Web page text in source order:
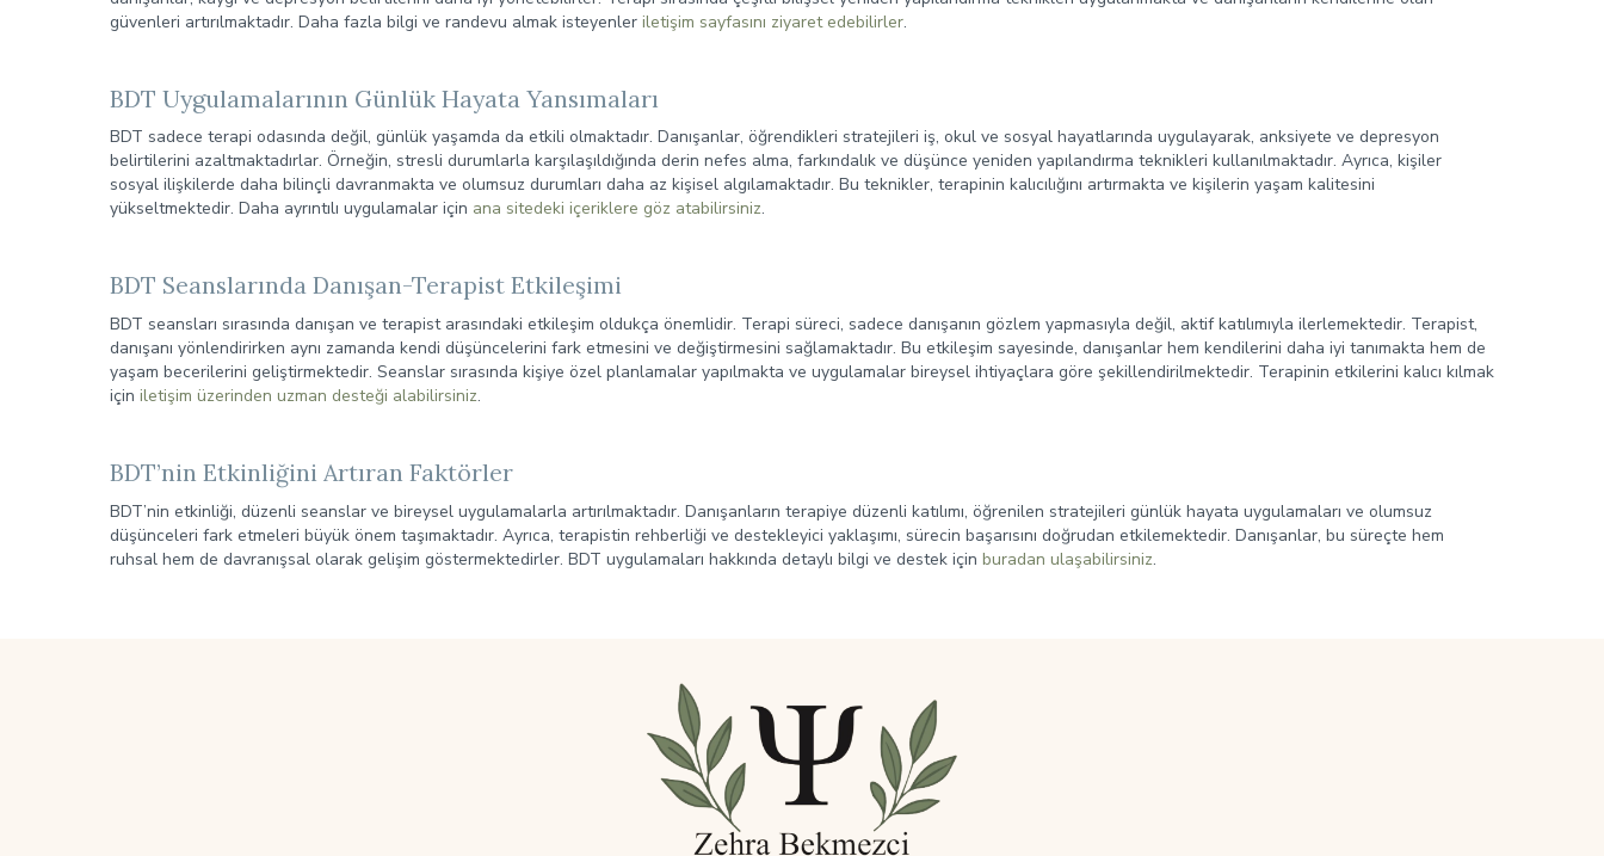
güvenleri artırılmaktadır. Daha fazla bilgi ve randevu almak isteyenler iletişim sayfasını ziyaret edebilirler.
BDT Uygulamalarının Günlük Hayata Yansımaları
BDT sadece terapi odasında değil, günlük yaşamda da etkili olmaktadır. Danışanlar, öğrendikleri stratejileri iş, okul ve sosyal hayatlarında uygulayarak, anksiyete ve depresyon
belirtilerini azaltmaktadırlar. Örneğin, stresli durumlarla karşılaşıldığında derin nefes alma, farkındalık ve düşünce yeniden yapılandırma teknikleri kullanılmaktadır. Ayrıca, kişiler
sosyal ilişkilerde daha bilinçli davranmakta ve olumsuz durumları daha az kişisel algılamaktadır. Bu teknikler, terapinin kalıcılığını artırmakta ve kişilerin yaşam kalitesini
yükseltmektedir. Daha ayrıntılı uygulamalar için ana sitedeki içeriklere göz atabilirsiniz.
BDT Seanslarında Danışan-Terapist Etkileşimi
BDT seansları sırasında danışan ve terapist arasındaki etkileşim oldukça önemlidir. Terapi süreci, sadece danışanın gözlem yapmasıyla değil, aktif katılımıyla ilerlemektedir. Terapist,
danışanı yönlendirirken aynı zamanda kendi düşüncelerini fark etmesini ve değiştirmesini sağlamaktadır. Bu etkileşim sayesinde, danışanlar hem kendilerini daha iyi tanımakta hem de
yaşam becerilerini geliştirmektedir. Seanslar sırasında kişiye özel planlamalar yapılmakta ve uygulamalar bireysel ihtiyaçlara göre şekillendirilmektedir. Terapinin etkilerini kalıcı kılmak
için iletişim üzerinden uzman desteği alabilirsiniz.
BDT’nin Etkinliğini Artıran Faktörler
BDT’nin etkinliği, düzenli seanslar ve bireysel uygulamalarla artırılmaktadır. Danışanların terapiye düzenli katılımı, öğrenilen stratejileri günlük hayata uygulamaları ve olumsuz
düşünceleri fark etmeleri büyük önem taşımaktadır. Ayrıca, terapistin rehberliği ve destekleyici yaklaşımı, sürecin başarısını doğrudan etkilemektedir. Danışanlar, bu süreçte hem
ruhsal hem de davranışsal olarak gelişim göstermektedirler. BDT uygulamaları hakkında detaylı bilgi ve destek için buradan ulaşabilirsiniz.